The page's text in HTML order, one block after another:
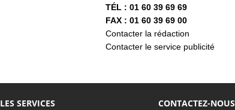
TÉL : 01 60 39 69 69
FAX : 01 60 39 69 00
Contacter la rédaction
Contacter le service publicité
LES SERVICES CONTACTEZ-NOUS